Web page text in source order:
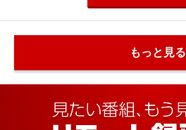
もっと見る